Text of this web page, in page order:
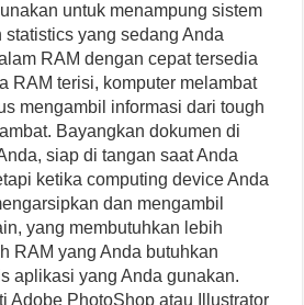
untuk menampung sistem
yang sedang Anda
RAM dengan cepat tersedia
RAM terisi, komputer melambat
mengambil informasi dari tough
Bayangkan dokumen di
siap di tangan saat Anda
ketika computing device Anda
dan mengambil
yang membutuhkan lebih
RAM yang Anda butuhkan
aplikasi yang Anda gunakan.
Adobe PhotoShop atau Illustrator